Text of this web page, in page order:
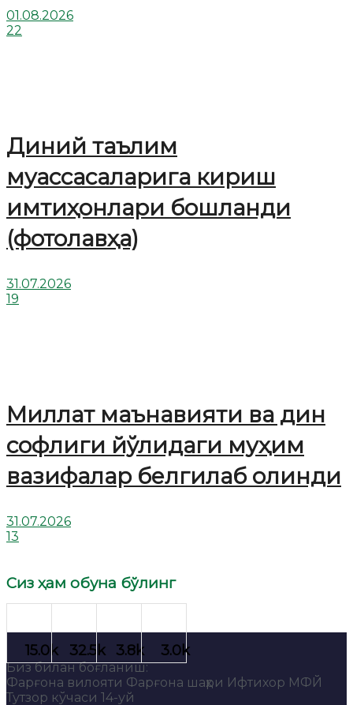
01.08.2026
22
Диний таълим
муассасаларига кириш
имтиҳонлари бошланди
(фотолавҳа)
31.07.2026
19
Миллат маънавияти ва дин
софлиги йўлидаги муҳим
вазифалар белгилаб олинди
31.07.2026
13
Сиз ҳам обуна бўлинг
Биз билан боғланиш:
Фарғона вилояти Фарғона шаҳри Ифтихор МФЙ
Тутзор кўчаси 14-уй